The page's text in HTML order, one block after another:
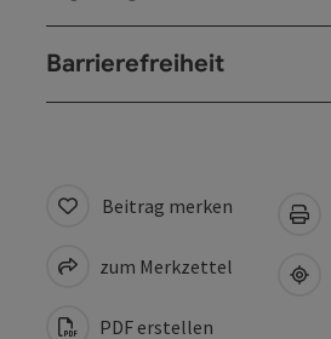
Barrierefreiheit
Beitrag merken
zum Merkzettel
PDF erstellen